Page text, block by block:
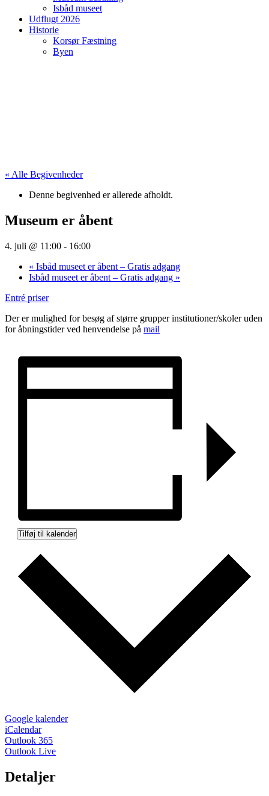
Isbåd museet
Udflugt 2026
Historie
Korsør Fæstning
Byen
« Alle Begivenheder
Denne begivenhed er allerede afholdt.
Museum er åbent
4. juli @ 11:00 - 16:00
« Isbåd museet er åbent – Gratis adgang
Isbåd museet er åbent – Gratis adgang »
Entré priser
Der er mulighed for besøg af større grupper institutioner/skoler uden
for åbningstider ved henvendelse på mail
Tilføj til kalender
Google kalender
iCalendar
Outlook 365
Outlook Live
Detaljer